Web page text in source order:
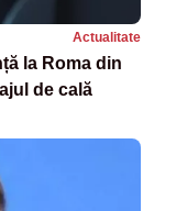
Actualitate
la Roma din
de cală